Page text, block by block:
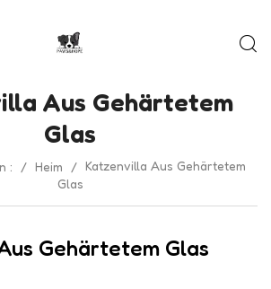
Aus Gehärtetem
Glas
: / Heim / Katzenvilla Aus Gehärtetem
Glas
Gehärtetem Glas